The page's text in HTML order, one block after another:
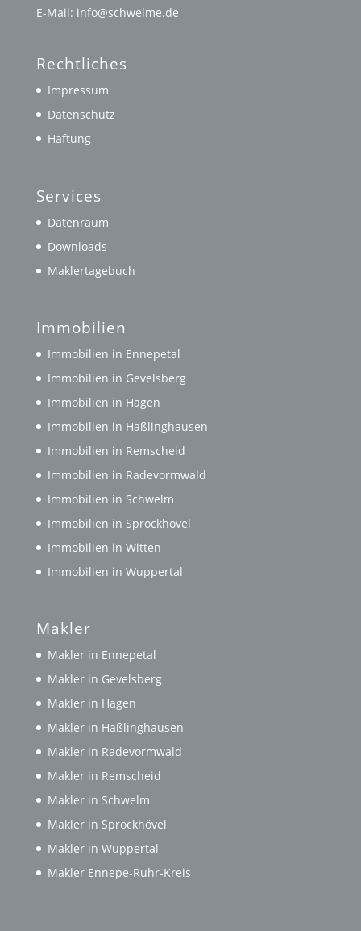
E-Mail: info@schwelme.de
Rechtliches
Impressum
Datenschutz
Haftung
Services
Datenraum
Downloads
Maklertagebuch
Immobilien
Immobilien in Ennepetal
Immobilien in Gevelsberg
Immobilien in Hagen
Immobilien in Haßlinghausen
Immobilien in Remscheid
Immobilien in Radevormwald
Immobilien in Schwelm
Immobilien in Sprockhövel
Immobilien in Witten
Immobilien in Wuppertal
Makler
Makler in Ennepetal
Makler in Gevelsberg
Makler in Hagen
Makler in Haßlinghausen
Makler in Radevormwald
Makler in Remscheid
Makler in Schwelm
Makler in Sprockhövel
Makler in Wuppertal
Makler Ennepe-Ruhr-Kreis